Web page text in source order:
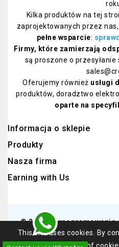
Kilka produktów na tej
zaprojektowanych przez
pełne wsparcie:
Firmy, które zamierzają
są proszone o
Oferujemy również usługi
produktów, doradztwo
oparte na
Informacja o sklepie
Produkty
Nasza firma
This site uses cookies. By
agreeing to our use of
Earning with Us
© 2026 - Oprogramowanie